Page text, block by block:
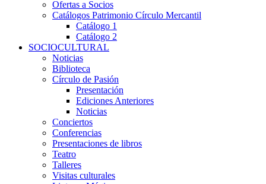
Ofertas a Socios
Catálogos Patrimonio Círculo Mercantil
Catálogo 1
Catálogo 2
SOCIOCULTURAL
Noticias
Biblioteca
Círculo de Pasión
Presentación
Ediciones Anteriores
Noticias
Conciertos
Conferencias
Presentaciones de libros
Teatro
Talleres
Visitas culturales